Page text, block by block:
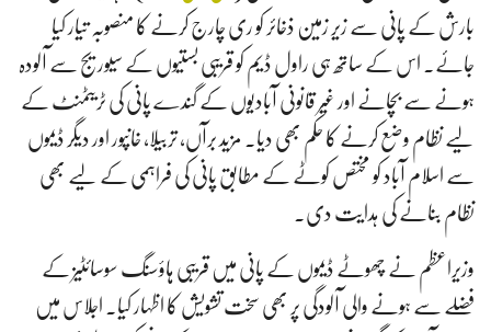
بارش کے پانی سے زیر زمین ذخائر کو ری چارج کرنے کا منصوبہ تیار کیا
جائے۔ اس کے ساتھ ہی راول ڈیم کو قریبی بستیوں کے سیوریج سے آلودہ
ہونے سے بچانے اور غیر قانونی آبادیوں کے گندے پانی کی ٹریٹمنٹ کے
لیے نظام وضع کرنے کا حکم بھی دیا۔ مزید برآں، تربیلا، خانپور اور دیگر ڈیموں
سے اسلام آباد کو مختص کوٹے کے مطابق پانی کی فراہمی کے لیے بھی
نظام بنانے کی ہدایت دی۔
وزیراعظم نے چھوٹے ڈیموں کے پانی میں قریبی ہاؤسنگ سوسائٹیز کے
فضلے سے ہونے والی آلودگی پر بھی سخت تشویش کا اظہار کیا۔ اجلاس میں